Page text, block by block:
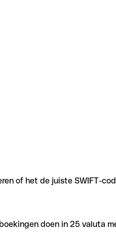
of het de juiste SWIFT-
doen in 25 valuta